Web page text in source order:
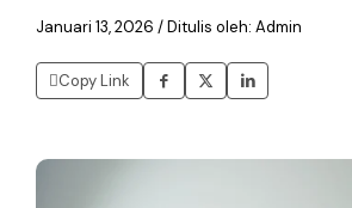
Januari 13, 2026 / Ditulis oleh: Admin
Copy Link